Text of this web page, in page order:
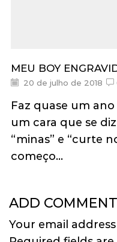
MEU BOY
20 de julho de 2018
Faz quase um
um cara que se
“minas” e “curte
começo...
ADD COMMENT
Your email